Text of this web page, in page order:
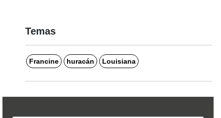
Temas
Francine huracán Louisiana